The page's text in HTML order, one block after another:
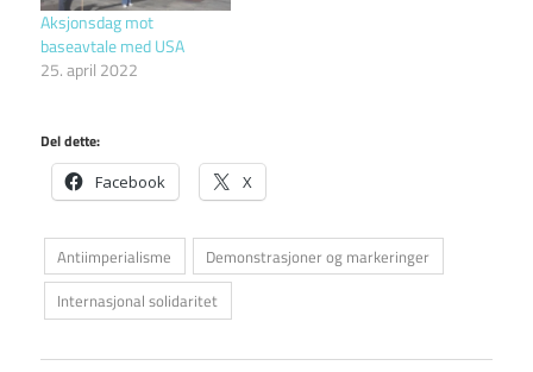
Aksjonsdag mot
baseavtale med USA
25. april 2022
Del dette:
Facebook X
Antiimperialisme
Demonstrasjoner og markeringer
Internasjonal solidaritet